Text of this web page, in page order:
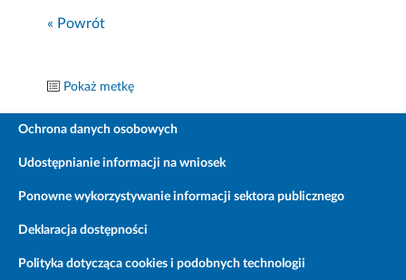
« Powrót
Pokaż metkę
Ochrona danych osobowych
Udostępnianie informacji na wniosek
Ponowne wykorzystywanie informacji sektora publicznego
Deklaracja dostępności
Polityka dotycząca cookies i podobnych technologii